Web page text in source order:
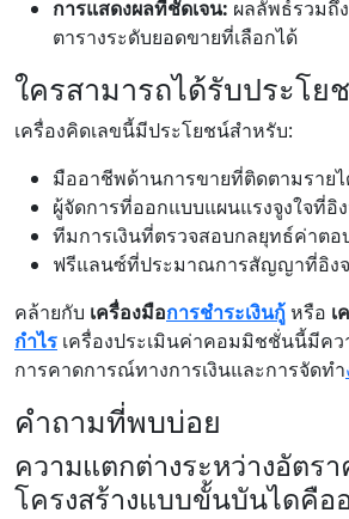
การแสดงผลที่ชัดเจน: ผลลัพธ์รวมถึ
ตารางระดับยอดขายที่เลือกได้
ใครสามารถได้รับประโย
เครื่องคิดเลขนี้มีประโยชน์สำหรับ:
มืออาชีพด้านการขายที่ติดตามรายไ
ผู้จัดการที่ออกแบบแผนแรงจูงใจที่
ทีมการเงินที่ตรวจสอบกลยุทธ์ค่าต
ฟรีแลนซ์ที่ประมาณการสัญญาที่อิง
คล้ายกับ เครื่องมือการชำระเงินกู้หรือ เ
กำไร เครื่องประเมินค่าคอมมิชชั่นนี้มีค
การคาดการณ์ทางการเงินและการจัดทำ
คำถามที่พบบ่อย
ความแตกต่างระหว่างอัตร
โครงสร้างแบบขั้นบันไดคือ